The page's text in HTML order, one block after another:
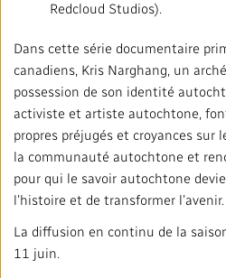
Redcloud Studios).
Dans cette série documentaire
canadiens, Kris Narghang, un
possession de son identité
activiste et artiste autochtone,
propres préjugés et croyances
la communauté autochtone et
pour qui le savoir autochtone
l’histoire et de transformer l’avenir.
La diffusion en continu de la
11 juin.